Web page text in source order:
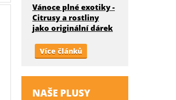
Vánoce plné exotiky -
Citrusy a rostliny
jako originální dárek
Více článků
NAŠE PLUSY